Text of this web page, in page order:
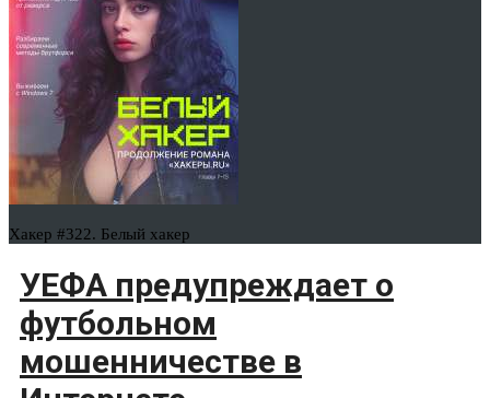
Хакер #322. Белый хакер
УЕФА предупреждает о
футбольном
мошенничестве в